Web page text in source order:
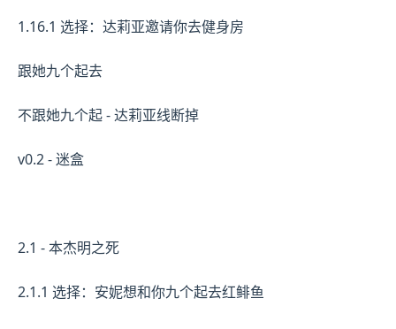
1.16.1 选择：达莉亚邀请你去健身房
跟她九个起去
不跟她九个起 - 达莉亚线断掉
v0.2 - 迷盒
2.1 - 本杰明之死
2.1.1 选择：安妮想和你九个起去红鲱鱼